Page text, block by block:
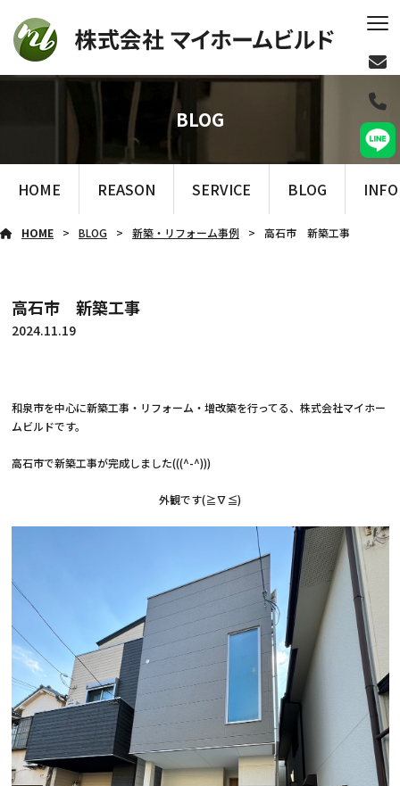
BLOG
HOME REASON SERVICE BLOG
HOME BLOG 新築・リフォーム事例 高石市 新築工事
高石市 新築工事
2024.11.19
和泉市を中心に新築工事・リフォーム・増改築を行ってる、株式会社マイホー
ムビルドです。
高石市で新築工事が完成しました(((^-^)))
外観です(≧∇≦)